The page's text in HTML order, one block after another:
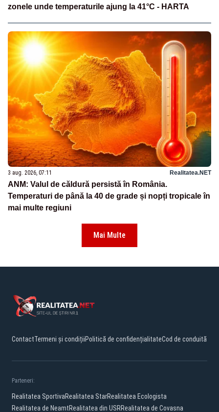
zonele unde temperaturile ajung la 41°C - HARTA
3 aug. 2026, 07:11 Realitatea.NET
ANM: Valul de căldură persistă în România.
Temperaturi de până la 40 de grade și nopți tropicale în
mai multe regiuni
Mai Multe
ContactTermeni și condițiiPolitică de confidențialitateCod de conduită
Parteneri:
Realitatea SportivaRealitatea StarRealitatea Ecologista
Realitatea de NeamtRealitatea din USRRealitatea de Covasna